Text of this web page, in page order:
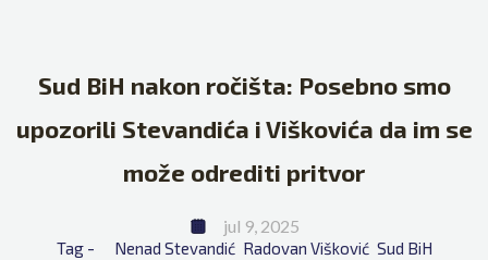
Sud BiH nakon ročišta: Posebno smo
upozorili Stevandića i Viškovića da im se
može odrediti pritvor
jul 9, 2025
Tag - Nenad Stevandić Radovan Višković Sud BiH